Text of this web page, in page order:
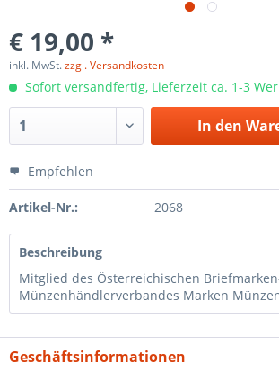
€ 19,00 *
inkl. MwSt.zzgl. Versandkosten
Sofort versandfertig, Lieferzeit ca. 1-3
In den
Empfehlen
Artikel-Nr.: 2068
Beschreibung
Mitglied des Österreichischen
Münzenhändlerverbandes Marken
Geschäftsinformationen